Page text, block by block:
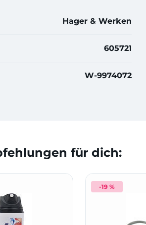
Hager & Werken
605721
W-9974072
für dich:
-19 %